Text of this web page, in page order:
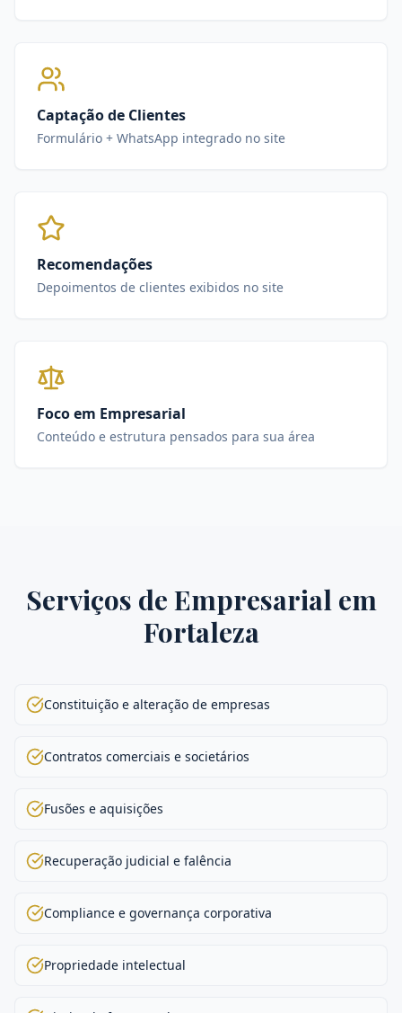
Captação de Clientes
Formulário + WhatsApp integrado no site
Recomendações
Depoimentos de clientes exibidos no site
Foco em Empresarial
Conteúdo e estrutura pensados para sua área
Serviços de Empresarialem
Fortaleza
Constituição e alteração de empresas
Contratos comerciais e societários
Fusões e aquisições
Recuperação judicial e falência
Compliance e governança corporativa
Propriedade intelectual